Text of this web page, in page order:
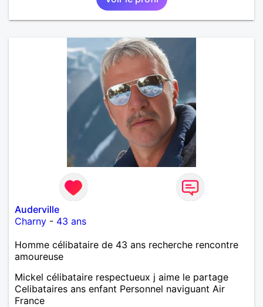
avec une pointe de taquinerie ;) Au plaisir :)
Auderville
Charny - 43 ans
Homme célibataire de 43 ans recherche rencontre
amoureuse
Mickel célibataire respectueux j aime le partage
Celibataires ans enfant Personnel naviguant Air
France